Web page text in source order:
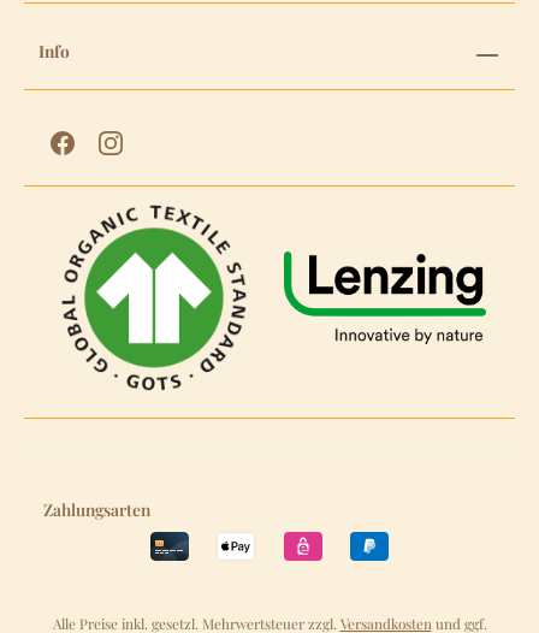
Info
Zahlungsarten
Alle Preise inkl. gesetzl. Mehrwertsteuer zzgl. Versandkosten und ggf.